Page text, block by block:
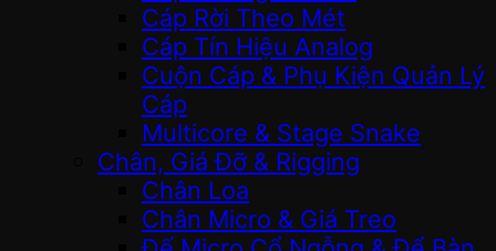
Cáp Rời Theo Mét
Cáp Tín Hiệu Analog
Cuộn Cáp & Phụ Kiện Quản Lý
Cáp
Multicore & Stage Snake
Chân, Giá Đỡ & Rigging
Chân Loa
Chân Micro & Giá Treo